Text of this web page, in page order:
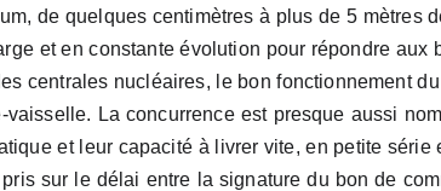
de quelques centimètres à plus de 5 mètres
et en constante évolution pour répondre aux
centrales nucléaires, le bon fonctionnement
La concurrence est presque aussi
et leur capacité à livrer vite, en petite série
sur le délai entre la signature du bon de